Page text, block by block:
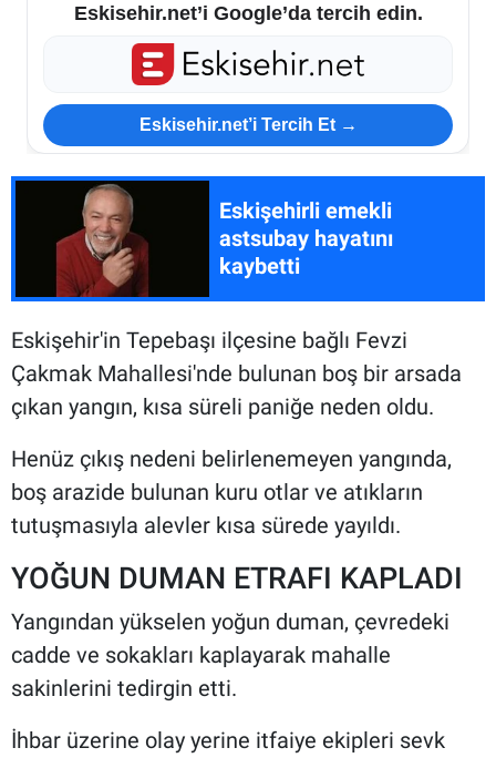
Eskisehir.net’i Google’da tercih edin.
Eskisehir.net’i Tercih Et →
Eskişehirli emekli
astsubay hayatını
kaybetti
Eskişehir'in Tepebaşı ilçesine bağlı Fevzi
Çakmak Mahallesi'nde bulunan boş bir arsada
çıkan yangın, kısa süreli paniğe neden oldu.
Henüz çıkış nedeni belirlenemeyen yangında,
boş arazide bulunan kuru otlar ve atıkların
tutuşmasıyla alevler kısa sürede yayıldı.
YOĞUN DUMAN ETRAFI KAPLADI
Yangından yükselen yoğun duman, çevredeki
cadde ve sokakları kaplayarak mahalle
sakinlerini tedirgin etti.
İhbar üzerine olay yerine itfaiye ekipleri sevk